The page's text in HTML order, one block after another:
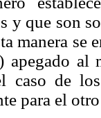
y que son
manera se
apegado
caso de
para el